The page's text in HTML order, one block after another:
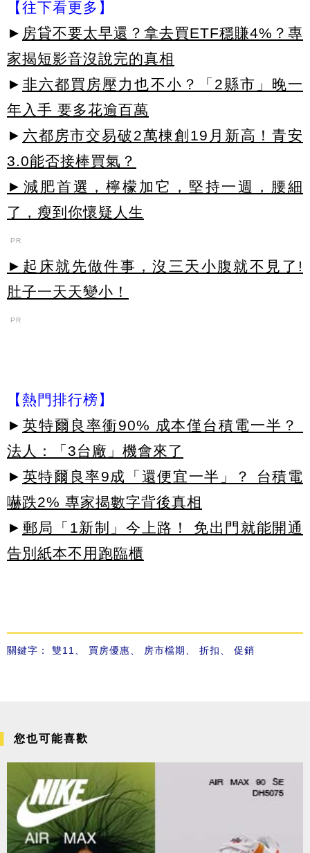
【往下看更多】
► 房貸不要太早還？拿去買ETF穩賺4%？專
家揭短影音沒說完的真相
► 非六都買房壓力也不小？「2縣市」晚一
年入手 要多花逾百萬
► 六都房市交易破2萬棟創19月新高！青安
3.0能否接棒買氣？
►減肥首選，檸檬加它，堅持一週，腰細
了，瘦到你懷疑人生
PR
►起床就先做件事，沒三天小腹就不見了!
肚子一天天變小！
PR
【熱門排行榜】
► 英特爾良率衝90% 成本僅台積電一半？
法人：「3台廠」機會來了
► 英特爾良率9成「還便宜一半」？ 台積電
嚇跌2% 專家揭數字背後真相
► 郵局「1新制」今上路！ 免出門就能開通
告別紙本不用跑臨櫃
關鍵字： 雙11、 買房優惠、 房市檔期、 折扣、 促銷
您也可能喜歡